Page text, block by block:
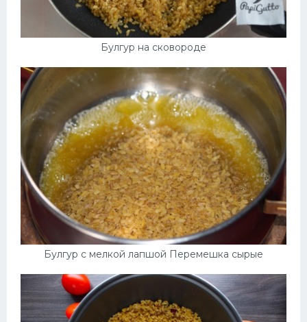
Булгур на сковороде
Булгур с мелкой лапшой Перемешка сырые
Мясные блюда
Выпечка
Десерт
Напитки
Дизайн комнаты